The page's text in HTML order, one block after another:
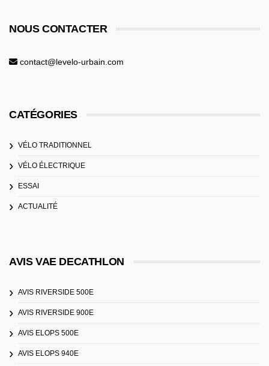
NOUS CONTACTER
contact@levelo-urbain.com
CATÉGORIES
VÉLO TRADITIONNEL
VÉLO ÉLECTRIQUE
ESSAI
ACTUALITÉ
AVIS VAE DECATHLON
AVIS RIVERSIDE 500E
AVIS RIVERSIDE 900E
AVIS ELOPS 500E
AVIS ELOPS 940E